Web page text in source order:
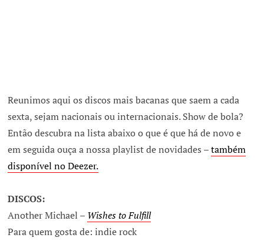
Reunimos aqui os discos mais bacanas que saem a cada
sexta, sejam nacionais ou internacionais. Show de bola?
Então descubra na lista abaixo o que é que há de novo e
em seguida ouça a nossa playlist de novidades –também
disponível no Deezer.
DISCOS:
Another Michael – Wishes to Fulfill
Para quem gosta de: indie rock